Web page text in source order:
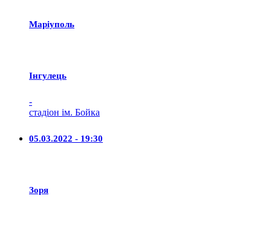
Маріуполь
Iнгулець
-
стадіон ім. Бойка
05.03.2022 - 19:30
Зоря